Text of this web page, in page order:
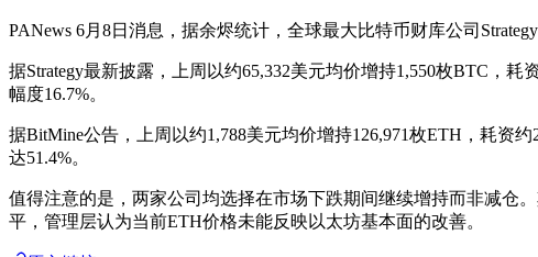
PANews 6月8日消息，据余烬统计，全球最大比特币财库公司
据Strategy最新披露，上周以约65,332美元均价增持1,550枚BTC，
幅度16.7%。
据BitMine公告，上周以约1,788美元均价增持126,971枚ETH，耗资
达51.4%。
值得注意的是，两家公司均选择在市场下跌期间继续增持而非减仓
平，管理层认为当前ETH价格未能反映以太坊基本面的改善。